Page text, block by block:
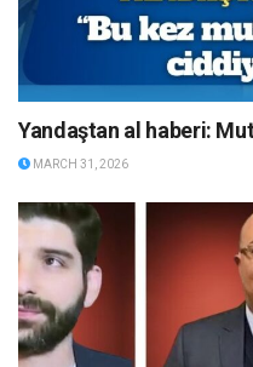
Yandaştan al haberi:
MARCH 31, 2026